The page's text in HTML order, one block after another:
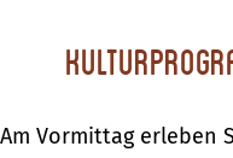
Am Vormittag erleben